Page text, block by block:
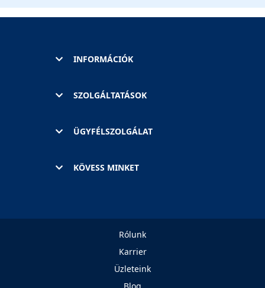
INFORMÁCIÓK
SZOLGÁLTATÁSOK
ÜGYFÉLSZOLGÁLAT
KÖVESS MINKET
Rólunk
Karrier
Üzleteink